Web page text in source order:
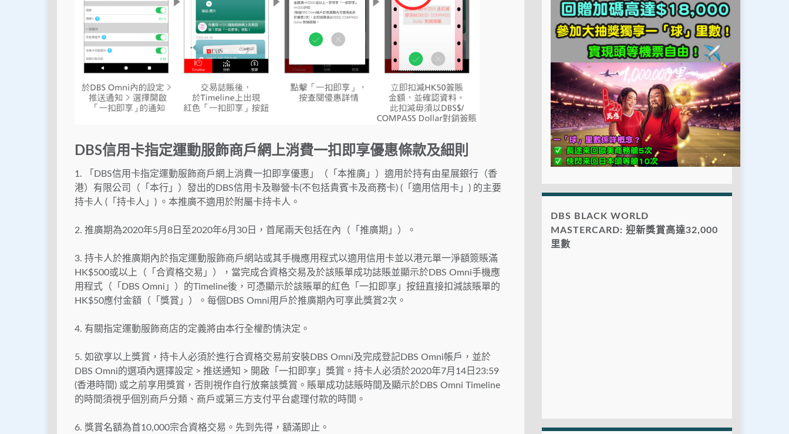
DBS信用卡指定運動服飾商戶網上消費一扣即享優惠條款及細則
1. 「DBS信用卡指定運動服飾商戶網上消費一扣即享優惠」（「本推廣」）適用於持有由星展銀行（香
港）有限公司（「本行」）發出的DBS信用卡及聯營卡(不包括貴賓卡及商務卡) (「適用信用卡」) 的主要
持卡人 (「持卡人」) 。本推廣不適用於附屬卡持卡人。
2. 推廣期為2020年5月8日至2020年6月30日，首尾兩天包括在內（「推廣期」）。
3. 持卡人於推廣期內於指定運動服飾商戶網站或其手機應用程式以適用信用卡並以港元單一淨額簽賬滿
HK$500或以上（「合資格交易」），當完成合資格交易及於該賬單成功誌賬並顯示於DBS Omni手機應
用程式（「DBS Omni」）的Timeline後，可憑顯示於該賬單的紅色「一扣即享」按鈕直接扣減該賬單的
HK$50應付金額（「獎賞」）。每個DBS Omni用戶於推廣期內可享此獎賞2次。
4. 有關指定運動服飾商店的定義將由本行全權酌情決定。
5. 如欲享以上獎賞，持卡人必須於進行合資格交易前安裝DBS Omni及完成登記DBS Omni帳戶，並於
DBS Omni的選項內選擇設定 > 推送通知 > 開啟「一扣即享」獎賞。持卡人必須於2020年7月14日23:59
(香港時間) 或之前享用獎賞，否則視作自行放棄該獎賞。賬單成功誌賬時間及顯示於DBS Omni Timeline
的時間須視乎個別商戶分類、商戶或第三方支付平台處理付款的時間。
6. 獎賞名額為首10,000宗合資格交易。先到先得，額滿即止。
DBS BLACK WORLD
MASTERCARD: 迎新獎賞高達32,000
里數